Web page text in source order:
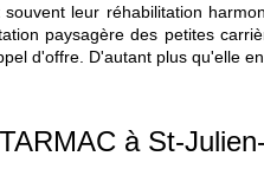
leur réhabilitation
paysagère des petites
d'offre. D'autant plus qu'elle
à St-